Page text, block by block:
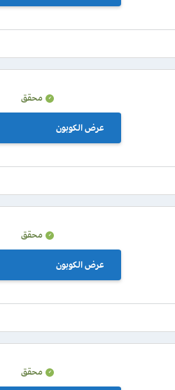
محقق
عرض الكوبون
محقق
عرض الكوبون
محقق